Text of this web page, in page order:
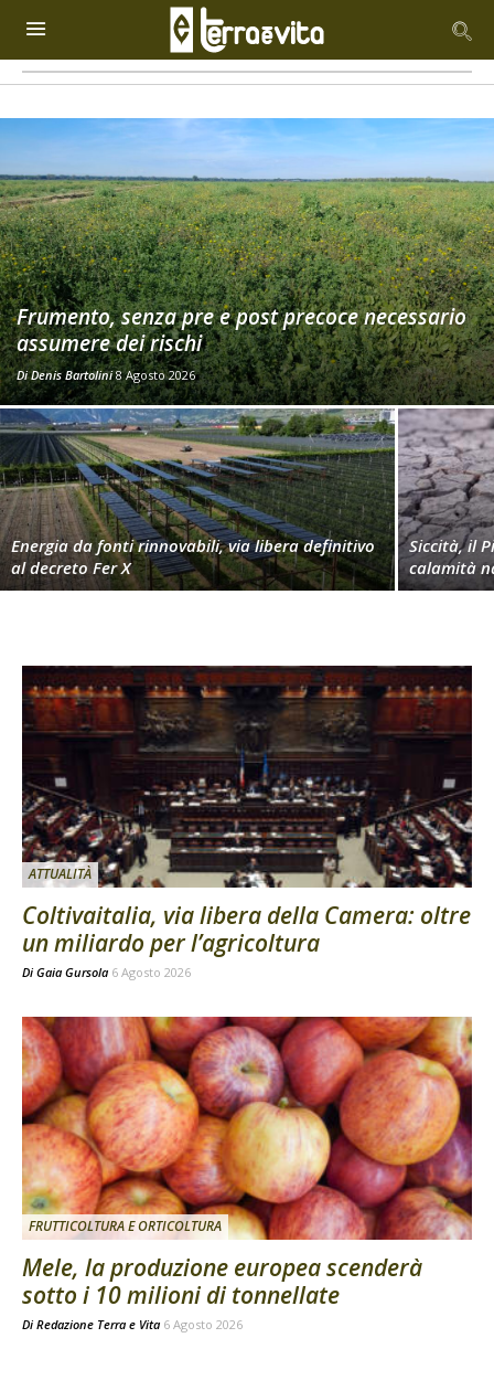
Frumento, senza pre e post precoce necessario
assumere dei rischi
DiDenis Bartolini 8 Agosto 2026
Energia da fonti rinnovabili, via libera definitivo
al decreto Fer X
Siccità, il
calamità
ATTUALITÀ
Coltivaitalia, via libera della Camera: oltre
un miliardo per l’agricoltura
Di Gaia Gursola 6 Agosto 2026
FRUTTICOLTURA E ORTICOLTURA
Mele, la produzione europea scenderà
sotto i 10 milioni di tonnellate
Di Redazione Terra e Vita 6 Agosto 2026